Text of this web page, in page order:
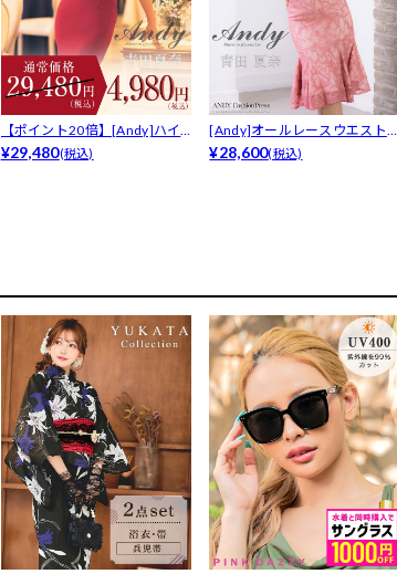
【ポイント20倍】[Andy]ハイ
ネッ...
¥29,480(税込)
[Andy]オールレースウエストカ
ット...
¥28,600(税込)